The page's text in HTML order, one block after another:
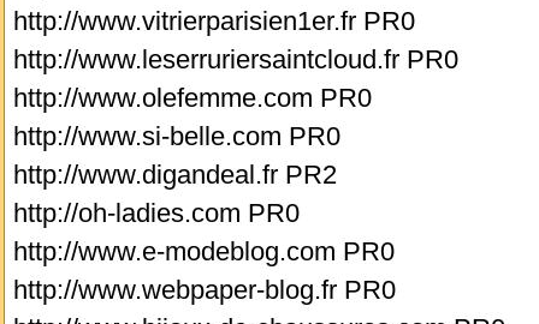
http://www.vitrierparisien1er.fr PR0
http://www.leserruriersaintcloud.fr PR0
http://www.olefemme.com PR0
http://www.si-belle.com PR0
http://www.digandeal.fr PR2
http://oh-ladies.com PR0
http://www.e-modeblog.com PR0
http://www.webpaper-blog.fr PR0